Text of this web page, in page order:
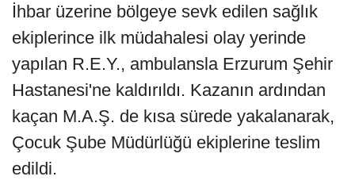
İhbar üzerine bölgeye sevk edilen sağlık
ekiplerince ilk müdahalesi olay yerinde
yapılan R.E.Y., ambulansla Erzurum Şehir
Hastanesi'ne kaldırıldı. Kazanın ardından
kaçan M.A.Ş. de kısa sürede yakalanarak,
Çocuk Şube Müdürlüğü ekiplerine teslim
edildi.